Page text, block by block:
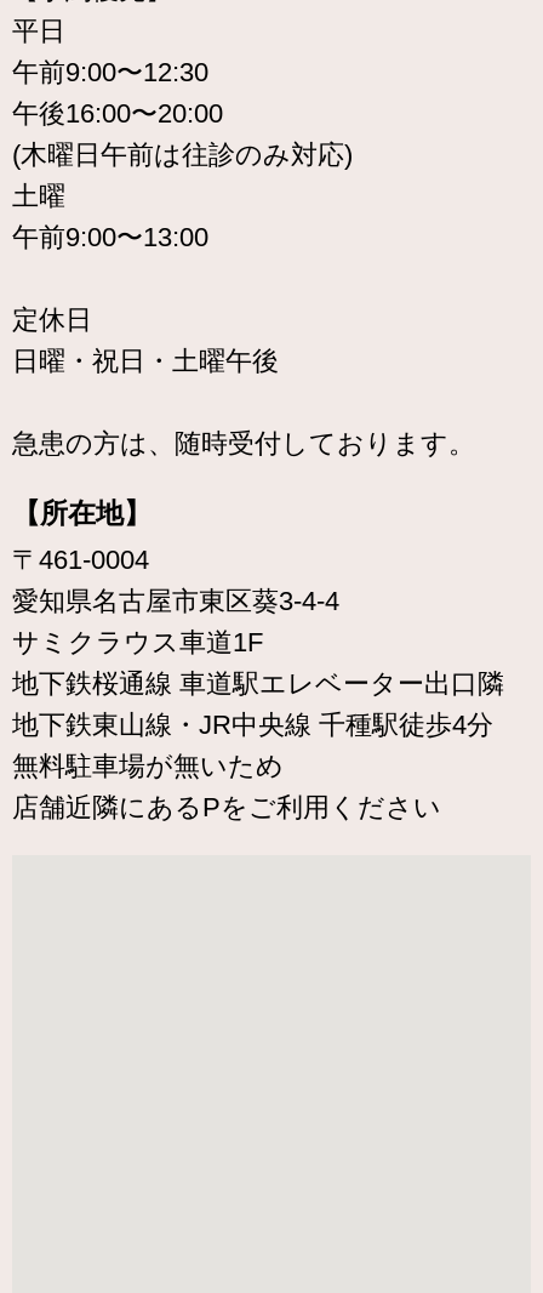
平日
午前9:00〜12:30
午後16:00〜20:00
(木曜日午前は往診のみ対応)
土曜
午前9:00〜13:00
定休日
日曜・祝日・土曜午後
急患の方は、随時受付しております。
【所在地】
〒461-0004
愛知県名古屋市東区葵3-4-4
サミクラウス車道1F
地下鉄桜通線 車道駅エレベーター出口隣
地下鉄東山線・JR中央線 千種駅徒歩4分
無料駐車場が無いため
店舗近隣にあるPをご利用ください